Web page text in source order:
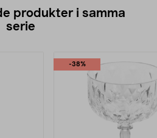
produkter i samma
serie
-38%